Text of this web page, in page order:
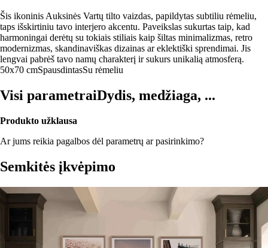
Šis ikoninis Auksinės Vartų tilto vaizdas, papildytas subtiliu rėmeliu,
taps išskirtiniu tavo interjero akcentu. Paveikslas sukurtas taip, kad
harmoningai derėtų su tokiais stiliais kaip šiltas minimalizmas, retro
modernizmas, skandinaviškas dizainas ar eklektiški sprendimai. Jis
lengvai pabrėš tavo namų charakterį ir sukurs unikalią atmosferą.
50x70 cmSpausdintasSu rėmeliu
Visi parametraiDydis, medžiaga, ...
Produkto užklausa
Ar jums reikia pagalbos dėl parametrų ar pasirinkimo?
Semkitės įkvėpimo